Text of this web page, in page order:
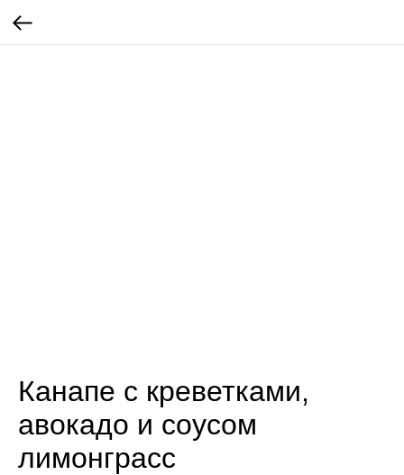
Канапе с креветками,
авокадо и соусом
лимонграсс